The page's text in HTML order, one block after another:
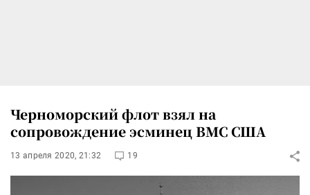
Черноморский флот взял на
сопровождение эсминец ВМС США
13 апреля 2020, 21:32 19